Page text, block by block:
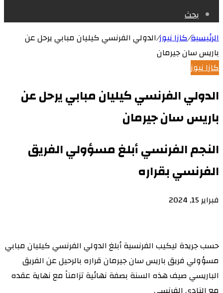
بحث
الرئيسية/كازا نيوز/الدولي الفرنسي كيليان مبابي يرحل عن
باريس سان جيرمان
كازا نيوز
الدولي الفرنسي كيليان مبابي يرحل عن
باريس سان جيرمان
النجم الفرنسي أبلغ مسؤولي الفريق
الفرنسي بقراره
فبراير 15, 2024
حسب جريدة ليكيب الفرنسية أبلغ الدولي الفرنسي كيليان مبابي
مسؤولي فريق باريس سان جيرمان قراره بالرحيل عن الفريق
الباريسي صيف هذه السنة بصفة نهائية تزامناً مع نهاية عقده